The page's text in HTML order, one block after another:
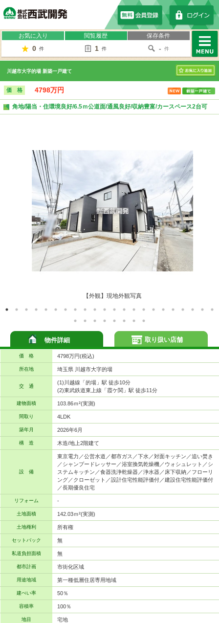
お気に入り
0 件
閲覧履歴
1 件
保存条件
- 件
MENU
川越市大字的場 新築一戸建て
お気に入り
価 格 4798万円
角地/陽当・住環境良好/6.5ｍ公道面/通風良好/収納豊富/カースペース2台可
【外観】現地外観写真
物件詳細
価 格 4798万円(税込)
所在地 埼玉県 川越市大字的場
交 通
(1)川越線「的場」駅 徒歩10分
(2)東武鉄道東上線「霞ケ関」駅 徒歩11分
建物面積 103.86ｍ²(実測)
間取り 4LDK
築年月 2026年6月
構 造 木造/地上2階建て
設 備
東京電力／公営水道／都市ガス／下水／対面キッチン／追い焚き
／シャンプードレッサー／浴室換気乾燥機／ウォシュレット／シ
ステムキッチン／食器洗浄乾燥器／浄水器／床下収納／フローリ
ング／クローゼット／設計住宅性能評価付／建設住宅性能評価付
／長期優良住宅
リフォーム -
土地面積 142.03ｍ²(実測)
土地権利 所有権
セットバック 無
私道負担面積 無
都市計画 市街化区域
用途地域 第一種低層住居専用地域
建ぺい率 50％
容積率 100％
地目 宅地
取り扱い店舗